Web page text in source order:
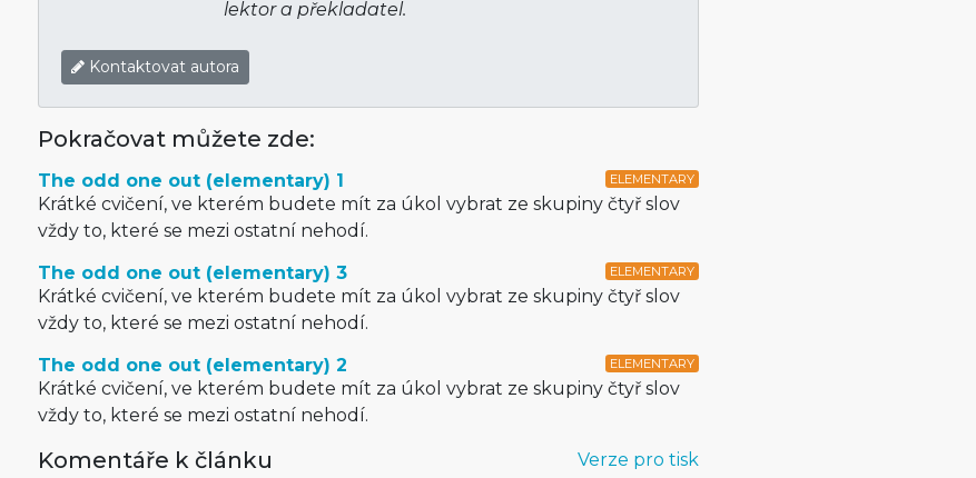
lektor a překladatel.
Kontaktovat autora
Pokračovat můžete zde:
ELEMENTARY
The odd one out (elementary) 1
Krátké cvičení, ve kterém budete mít za úkol vybrat ze skupiny čtyř slov
vždy to, které se mezi ostatní nehodí.
ELEMENTARY
The odd one out (elementary) 3
Krátké cvičení, ve kterém budete mít za úkol vybrat ze skupiny čtyř slov
vždy to, které se mezi ostatní nehodí.
ELEMENTARY
The odd one out (elementary) 2
Krátké cvičení, ve kterém budete mít za úkol vybrat ze skupiny čtyř slov
vždy to, které se mezi ostatní nehodí.
Verze pro tisk
Komentáře k článku